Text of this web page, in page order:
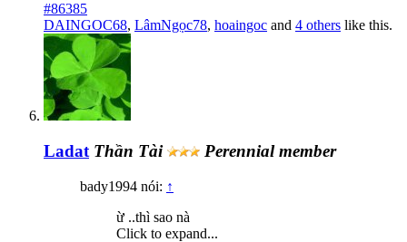
#86385
DAINGOC68, LâmNgọc78, hoaingoc and 4 others like this.
Ladat Thần Tài Perennial member
bady1994 nói: ↑
ừ ..thì sao nà
Click to expand...